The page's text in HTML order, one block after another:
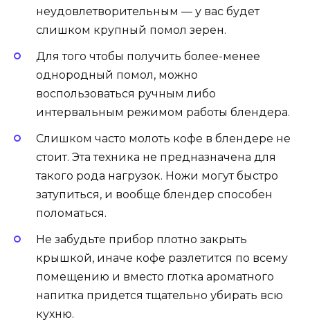
неудовлетворительным — у вас будет
слишком крупный помол зерен.
Для того чтобы получить более-менее
однородный помол, можно
воспользоваться ручным либо
интервальным режимом работы блендера.
Слишком часто молоть кофе в блендере не
стоит. Эта техника не предназначена для
такого рода нагрузок. Ножи могут быстро
затупиться, и вообще блендер способен
поломаться.
Не забудьте прибор плотно закрыть
крышкой, иначе кофе разлетится по всему
помещению и вместо глотка ароматного
напитка придется тщательно убирать всю
кухню.